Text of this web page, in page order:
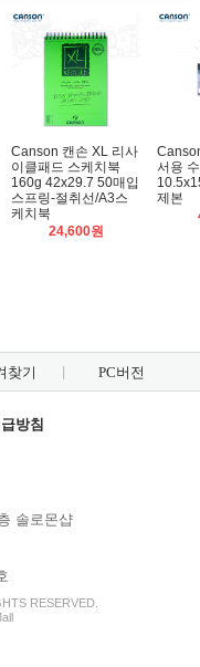
Canson 캔손 XL 리사
이클패드 스케치북
160g 42x29.7 50매입
스프링-절취선/A3스
케치북
24,600원
서용
제본
찾기 PC버전
방침
솔로몬샵
RESERVED.